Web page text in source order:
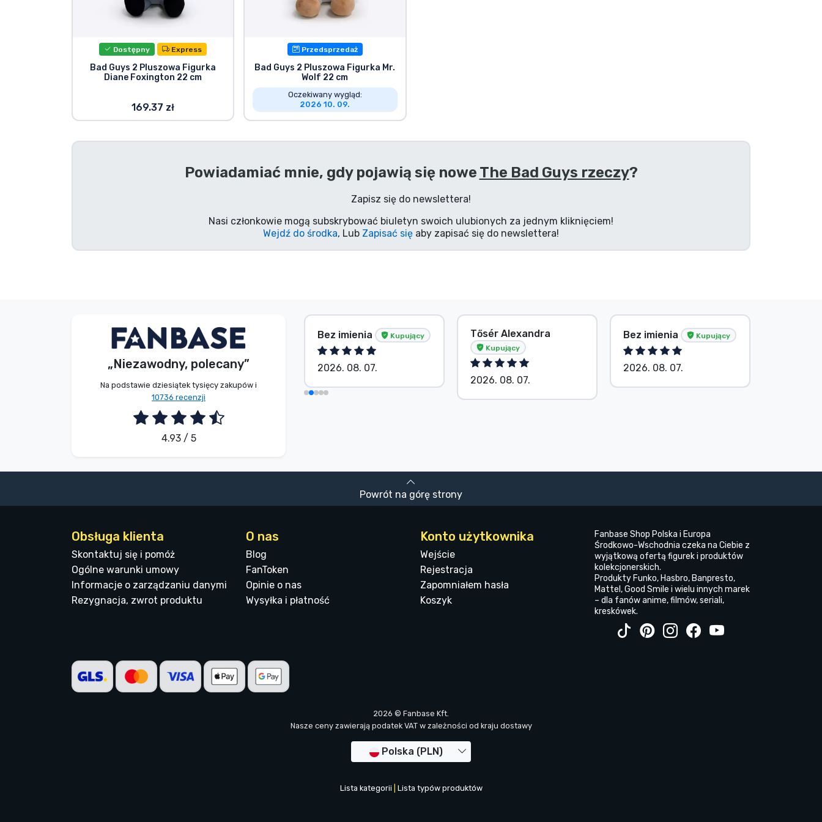
Dostępny Express
Bad Guys 2 Pluszowa Figurka
Diane Foxington 22 cm
169.37 zł
Przedsprzedaż
Bad Guys 2 Pluszowa Figurka Mr.
Wolf 22 cm
Oczekiwany wygląd:
2026 10. 09.
Powiadamiać mnie, gdy pojawią się nowe The Bad Guys rzeczy?
Zapisz się do newslettera!
Nasi członkowie mogą subskrybować biuletyn swoich ulubionych za jednym kliknięciem!
Wejdź do środka, Lub Zapisać się aby zapisać się do newslettera!
„Niezawodny, polecany”
Na podstawie dziesiątek tysięcy zakupów i
10736 recenzji
4.93 / 5
S. Kevin Kupujący
2026. 08. 07.
Bez imienia Kupujący
2026. 08. 07.
Tősér Alexandra
Kupujący
2026. 08. 07.
Bez imienia Kupujący
2026. 08. 07.
Powrót na górę strony
Obsługa klienta
Skontaktuj się i pomóż
Ogólne warunki umowy
Informacje o zarządzaniu danymi
Rezygnacja, zwrot produktu
O nas
Blog
FanToken
Opinie o nas
Wysyłka i płatność
Konto użytkownika
Wejście
Rejestracja
Zapomniałem hasła
Koszyk
Fanbase Shop Polska i Europa
Środkowo-Wschodnia czeka na Ciebie z
wyjątkową ofertą figurek i produktów
kolekcjonerskich.
Produkty Funko, Hasbro, Banpresto,
Mattel, Good Smile i wielu innych marek
– dla fanów anime, filmów, seriali,
kreskówek.
2026 © Fanbase Kft.
Nasze ceny zawierają podatek VAT w zależności od kraju dostawy
Polska (PLN)
Lista kategorii Lista typów produktów
Rzeczy filmowe
Rzeczy z anime